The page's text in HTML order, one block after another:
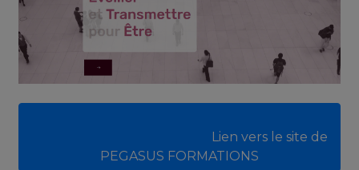
							Lien vers le site de
PEGASUS FORMATIONS